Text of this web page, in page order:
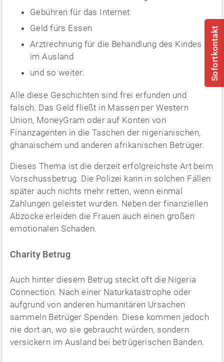
Gebühren für das Internet
Geld fürs Essen
Arztrechnung für die Behandlung des Kindes
im Ausland
und so weiter.
Alle diese Geschichten sind frei erfunden und
falsch. Das Geld fließt in Massen per Western
Union, MoneyGram oder auf Konten von
Finanzagenten in die Taschen der nigerianischen,
ghanaischem und anderen afrikanischen Betrüger.
Dieses Thema ist die derzeit erfolgreichste Art beim
Vorschussbetrug. Die Polizei kann in solchen Fällen
später auch nichts mehr retten, wenn einmal
Zahlungen geleistet wurden. Neben der finanziellen
Abzocke erleiden die Frauen auch einen großen
emotionalen Schaden.
Charity Betrug
Auch hinter diesem Betrug steckt oft die Nigeria
Connection. Nach einer Naturkatastrophe oder
aufgrund von anderen humanitären Ursachen
sammeln Betrüger Spenden. Diese kommen jedoch
nie dort an, wo sie gebraucht würden, sondern
versickern im Ausland bei betrügerischen Banden.
Sofortkontakt